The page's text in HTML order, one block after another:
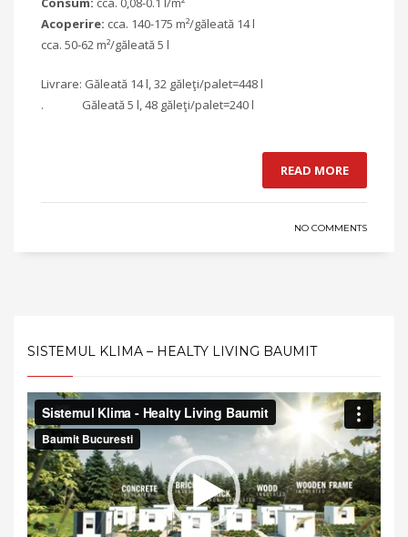
Acoperire: cca. 140-175 m²/găleată 14 l
cca. 50-62 m²/găleată 5 l
Livrare: Găleată 14 l, 32 găleţi/palet=448 l
. Găleată 5 l, 48 găleţi/palet=240 l
READ MORE
NO COMMENTS
SISTEMUL KLIMA – HEALTY LIVING BAUMIT
Video
Player